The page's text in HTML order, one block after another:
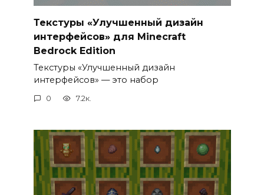
Текстуры «Улучшенный дизайн
интерфейсов» для Minecraft
Bedrock Edition
Текстуры «Улучшенный дизайн
интерфейсов» — это набор
0 7.2к.